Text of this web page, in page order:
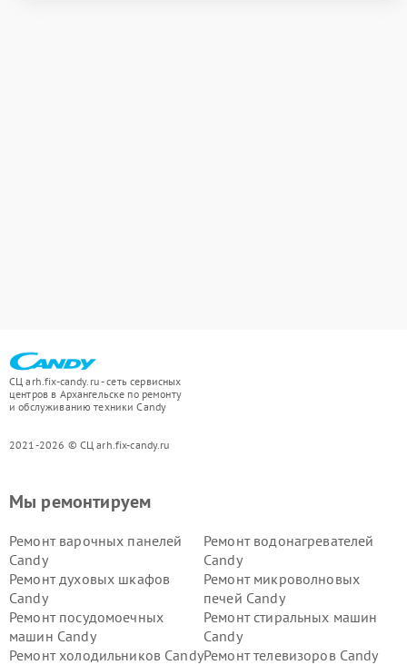
СЦ arh.fix-candy.ru - сеть сервисных
центров в Архангельске по ремонту
и обслуживанию техники Candy
2021-2026 © СЦ arh.fix-candy.ru
Мы ремонтируем
Ремонт варочных панелей
Candy
Ремонт водонагревателей
Candy
Ремонт духовых шкафов
Candy
Ремонт микроволновых
печей Candy
Ремонт посудомоечных
машин Candy
Ремонт стиральных машин
Candy
Ремонт холодильников CandyРемонт телевизоров Candy